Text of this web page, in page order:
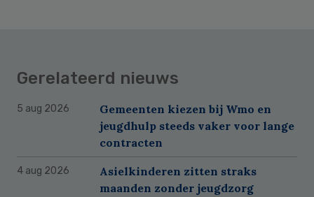
Gerelateerd nieuws
5 aug 2026
Gemeenten kiezen bij Wmo en
jeugdhulp steeds vaker voor lange
contracten
4 aug 2026
Asielkinderen zitten straks
maanden zonder jeugdzorg